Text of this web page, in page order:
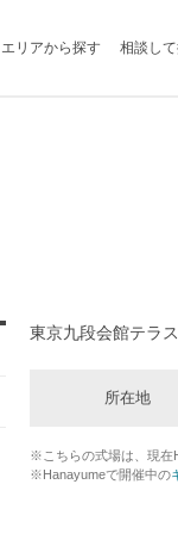
エリアから探す 相談し
東京九段会館テラ
所在地
※こちらの式場は、現在
※Hanayumeで開催中の